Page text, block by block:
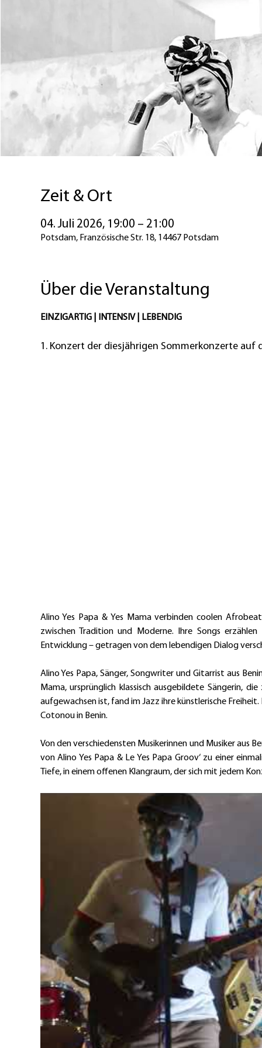
Zeit & Ort
04. Juli 2026, 19:00 – 21:00
Potsdam, Französische Str. 18, 14467 Potsdam
Über die Veranstaltung
EINZIGARTIG | INTENSIV | LEBENDIG
1. Konzert der diesjährigen Sommerkonzerte auf
Alino Yes Papa & Yes Mama verbinden coolen
zwischen Tradition und Moderne. Ihre Songs
Entwicklung – getragen von dem lebendigen Dialog
Alino Yes Papa, Sänger, Songwriter und Gitarrist aus
Mama, ursprünglich klassisch ausgebildete Sängerin,
aufgewachsen ist, fand im Jazz ihre künstlerische
Cotonou in Benin.
Von den verschiedensten Musikerinnen und Musiker aus
von Alino Yes Papa & Le Yes Papa Groov‘ zu einer
Tiefe, in einem offenen Klangraum, der sich mit jedem